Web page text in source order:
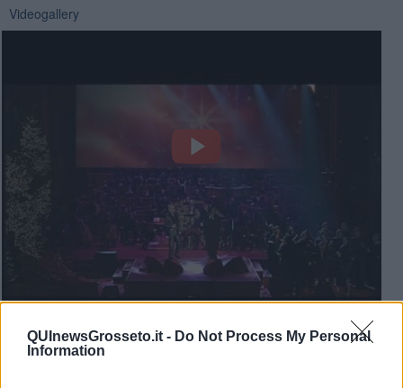
QUInewsGrosseto.it - Do Not Process My Personal
Information
Videogallery